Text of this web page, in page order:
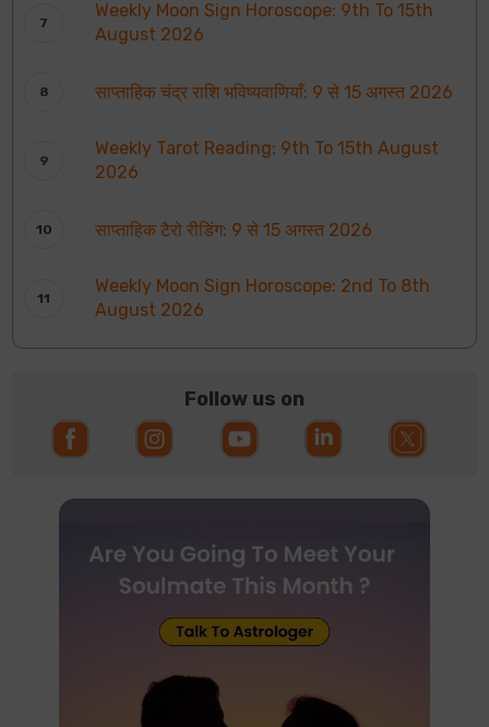
Weekly Moon Sign Horoscope: 9th To 15th
August 2026
साप्ताहिक चंद्र राशि भविष्यवाणियाँ: 9 से 15 अगस्त 2026
Weekly Tarot Reading: 9th To 15th August
2026
साप्ताहिक टैरो रीडिंग: 9 से 15 अगस्त 2026
Weekly Moon Sign Horoscope: 2nd To 8th
August 2026
Follow us on